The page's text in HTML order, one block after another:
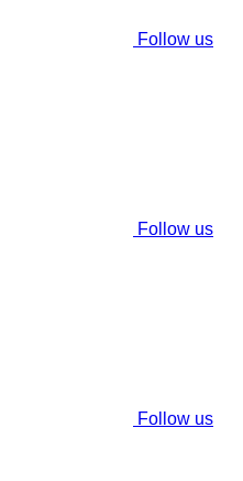
Follow us
Follow us
Follow us